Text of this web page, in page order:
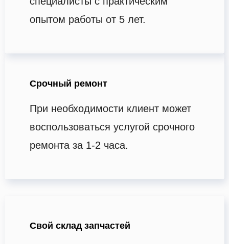
опытом работы от 5 лет.
Срочный ремонт
При необходимости клиент может
воспользоваться услугой срочного
ремонта за 1-2 часа.
Свой склад запчастей